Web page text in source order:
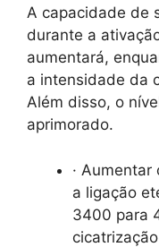
A capacidade de
durante a
aumentará,
a intensidade da
Além disso, o
aprimorado.
·
a ligação
3400 para